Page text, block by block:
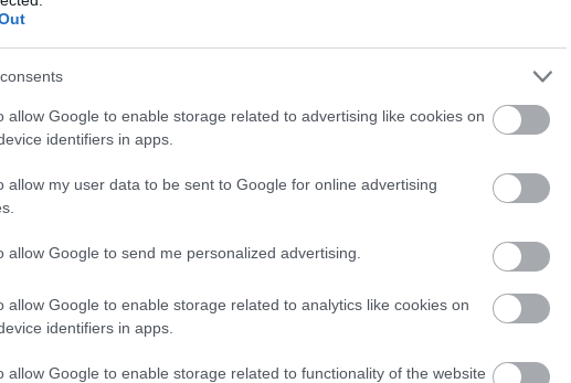
allow Google to enable storage related to advertising like cookies on
identifiers in apps.
allow my user data to be sent to Google for online advertising
allow Google to send me personalized advertising.
allow Google to enable storage related to analytics like cookies on
identifiers in apps.
allow Google to enable storage related to functionality of the website
jót kívánok.
vagyok.
hallgatója végülis szóról szóra ugyanazt mondta,
meg a Nobel díjat.